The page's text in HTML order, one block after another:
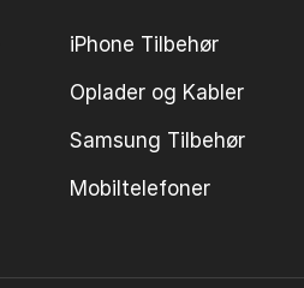
iPhone Tilbehør
Oplader og Kabler
Samsung Tilbehør
Mobiltelefoner